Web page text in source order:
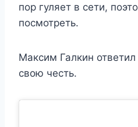
пор гуляет в сети,
посмотреть.
Максим Галкин
свою честь.